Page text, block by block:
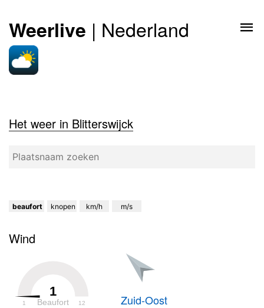
Weerlive | Nederland
Het weer in Blitterswijck
beaufort knopen km/h m/s
Wind
1
Beaufort
1 12 Zuid-Oost